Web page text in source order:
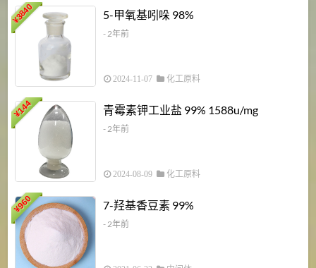
¥
3840 5-甲氧基吲哚 98%
- 2年前
2024-11-07 化工原料
¥
144 青霉素钾工业盐 99% 1588u/mg
- 2年前
2024-08-09 化工原料
¥
960 7-羟基香豆素 99%
- 2年前